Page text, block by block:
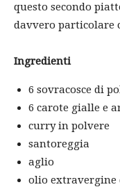
questo secondo
davvero particolare
Ingredienti
6 sovracosce di
6 carote gialle e
curry in polvere
santoreggia
aglio
olio extravergine